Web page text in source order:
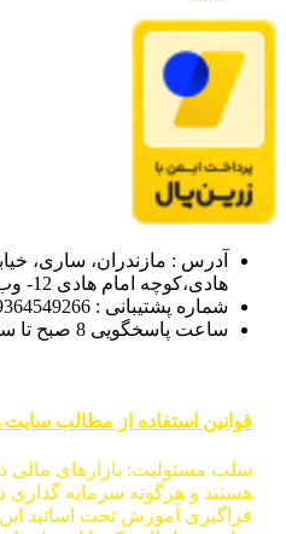
آدرس : مازندران، ساری،
هادی،کوچه امام هادی 12- وب سایت هوش فعال
شماره پشتیبانی : 09364549266
ساعت پاسخگویی 8 صبح تا ساعت 21
قوانین استفاده از مطالب
سلب مسئولیت: بازارهای مالی
هستند و هرگونه سرمایه گذاری در
فراگیری آموزش تحت اساتید